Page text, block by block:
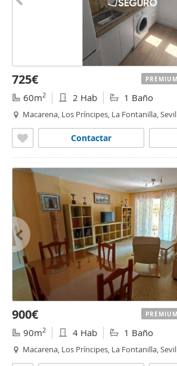
725€
60m2 2 Hab 1 Baño
Macarena, Los Príncipes, La Fontanilla,
Contactar
PREMIUM
900€
90m2 4 Hab 1 Baño
Macarena, Los Príncipes, La Fontanilla,
PREMIUM